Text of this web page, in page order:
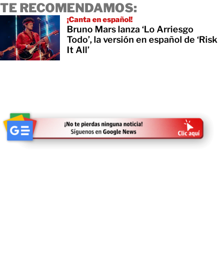
TE RECOMENDAMOS:
¡Canta en español!
Bruno Mars lanza ‘Lo Arriesgo
Todo’, la versión en español de ‘Risk
It All’